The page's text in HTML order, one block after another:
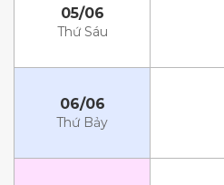
05/06
Thứ Sáu
06/06
Thứ Bảy